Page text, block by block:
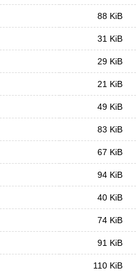
88 KiB
31 KiB
29 KiB
21 KiB
49 KiB
83 KiB
67 KiB
94 KiB
40 KiB
74 KiB
91 KiB
110 KiB